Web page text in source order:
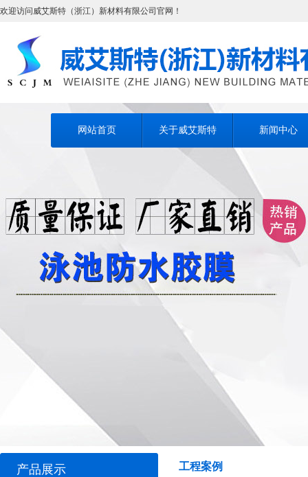
欢迎访问威艾斯特（浙江）新材料有限公司官网！
网站首页 关于威艾斯特 新闻中心
产品展示 工程案例